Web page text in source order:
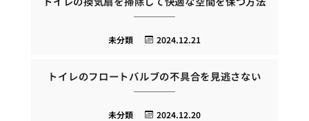
2024.12.21
未分類
トイレのフロートバルブの不具合を見逃さない
2024.12.20
未分類